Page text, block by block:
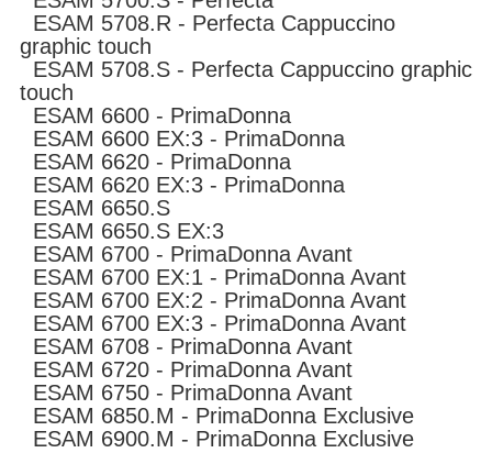
ESAM 5708.R - Perfecta Cappuccino
graphic touch
ESAM 5708.S - Perfecta Cappuccino graphic
touch
ESAM 6600 - PrimaDonna
ESAM 6600 EX:3 - PrimaDonna
ESAM 6620 - PrimaDonna
ESAM 6620 EX:3 - PrimaDonna
ESAM 6650.S
ESAM 6650.S EX:3
ESAM 6700 - PrimaDonna Avant
ESAM 6700 EX:1 - PrimaDonna Avant
ESAM 6700 EX:2 - PrimaDonna Avant
ESAM 6700 EX:3 - PrimaDonna Avant
ESAM 6708 - PrimaDonna Avant
ESAM 6720 - PrimaDonna Avant
ESAM 6750 - PrimaDonna Avant
ESAM 6850.M - PrimaDonna Exclusive
ESAM 6900.M - PrimaDonna Exclusive